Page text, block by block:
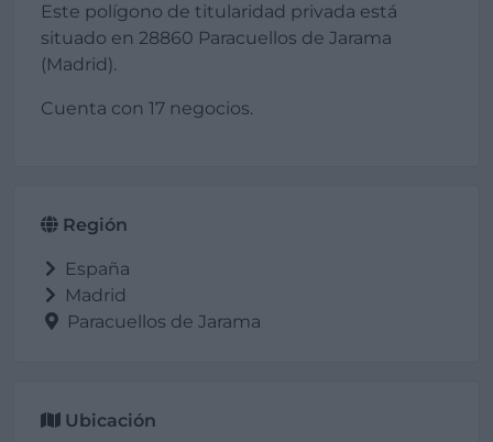
Este polígono de titularidad privada está
situado en 28860 Paracuellos de Jarama
(Madrid).
Cuenta con 17 negocios.
Región
España
Madrid
Paracuellos de Jarama
Ubicación